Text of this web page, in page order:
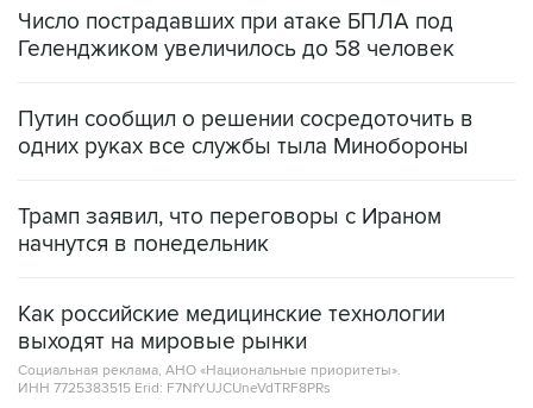
Число пострадавших при атаке БПЛА под
Геленджиком увеличилось до 58 человек
Путин сообщил о решении сосредоточить в
одних руках все службы тыла Минобороны
Трамп заявил, что переговоры с Ираном
начнутся в понедельник
Как российские медицинские технологии
выходят на мировые рынки
Социальная реклама, АНО «Национальные приоритеты».
ИНН 7725383515 Erid: F7NfYUJCUneVdTRF8PRs